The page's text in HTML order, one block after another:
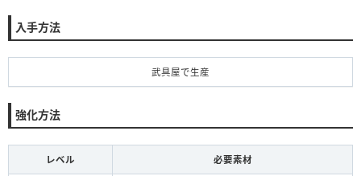
入手方法
武具屋で生産
強化方法
レベル 必要素材